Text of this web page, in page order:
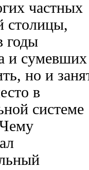
частных
столицы,
годы
и
но и
в
системе